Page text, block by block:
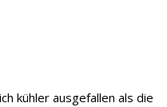
kühler ausgefallen als die